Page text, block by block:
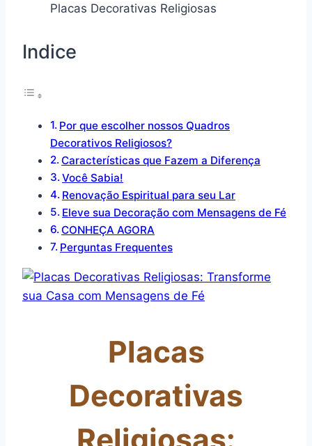
Placas Decorativas Religiosas
Indice
Por que escolher nossos Quadros
Decorativos Religiosos?
Características que Fazem a Diferença
Você Sabia!
Renovação Espiritual para seu Lar
Eleve sua Decoração com Mensagens de Fé
CONHEÇA AGORA
Perguntas Frequentes
Placas
Decorativas